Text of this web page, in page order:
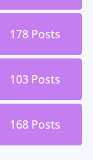
178 Posts
103 Posts
168 Posts